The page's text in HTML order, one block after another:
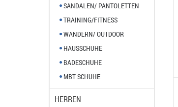
SANDALEN/ PANTOLETTEN
TRAINING/FITNESS
WANDERN/ OUTDOOR
HAUSSCHUHE
BADESCHUHE
MBT SCHUHE
HERREN